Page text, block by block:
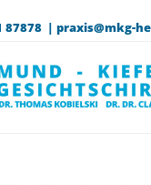
87878 | praxis@mkg-